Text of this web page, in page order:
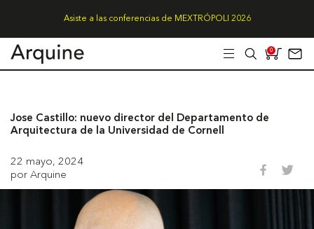
Asiste a las conferencias de MEXTRÓPOLI 2026
0
Jose Castillo: nuevo director del Departamento de
Arquitectura de la Universidad de Cornell
22 mayo, 2024
por Arquine